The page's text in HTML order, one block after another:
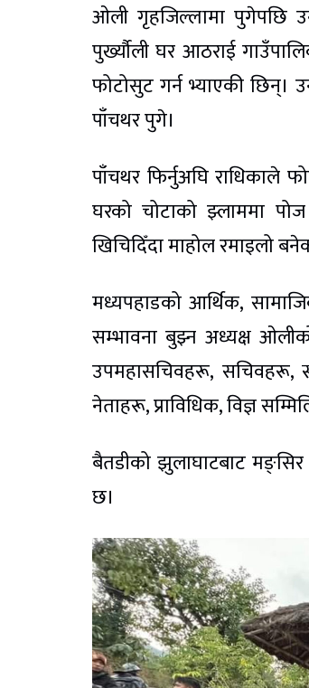
ओली गृहजिल्लामा पुगेपछि
पुर्ख्यौली घर आठराई
फोटोसुट गर्न भ्याएकी छिन्।
पाँचथर पुगे।
पाँचथर फिर्नुअघि राधिकाले
घरको चोटाको झ्लाममा
खिचिदिँदा माहोल रमाइलो
मध्यपहाडको आर्थिक,
सम्भावना बुझ्न अध्यक्ष
उपमहासचिवहरू, सचिवहरू,
नेताहरू, प्राविधिक, विज्ञ
बैतडीको झुलाघाटबाट मङ्सिर
छ।